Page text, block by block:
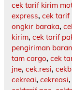
cek tarif kirim
express, cek tarif
ongkir baraka,
kirim, cek tarif
pengiriman
tam cargo, cek
jne, cek:resi,
cekreai, cekreasi,